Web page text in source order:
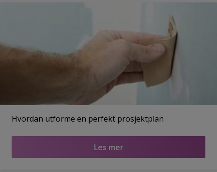
Hvordan utforme en perfekt prosjektplan
Les mer